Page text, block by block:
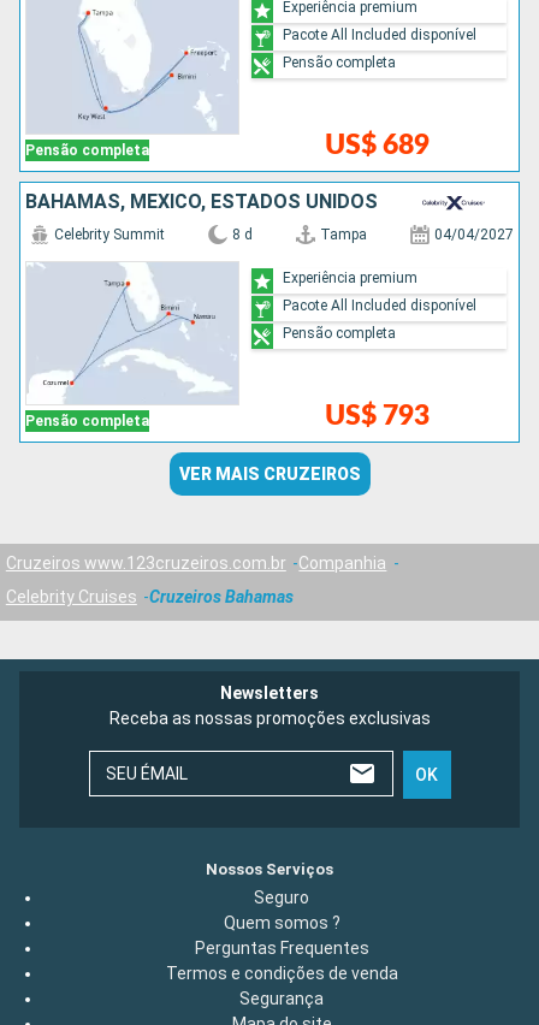
Pensão completa US$ 689
Experiência premium
Pacote All Included disponível
Pensão completa
BAHAMAS, MÉXICO, ESTADOS UNIDOS
Pensão completa
Celebrity Summit 8 d Tampa 04/04/2027
US$ 793
Experiência premium
Pacote All Included disponível
Pensão completa
VER MAIS CRUZEIROS
Cruzeiros www.123cruzeiros.com.br
Companhia
Celebrity Cruises
Cruzeiros Bahamas
Newsletters
Receba as nossas promoções exclusivas
SEU ÉMAIL OK
Nossos Serviços
Seguro
Quem somos ?
Perguntas Frequentes
Termos e condições de venda
Segurança